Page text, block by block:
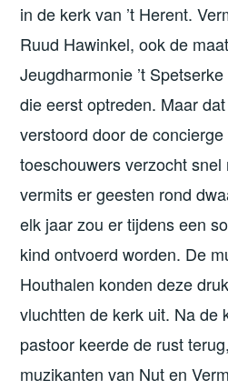
in de kerk van ’t Herent.
Ruud Hawinkel, ook de
Jeugdharmonie ’t
die eerst optreden. Maar
verstoord door de
toeschouwers verzocht
vermits er geesten rond
elk jaar zou er tijdens een
kind ontvoerd worden. De
Houthalen konden deze
vluchtten de kerk uit. Na de
pastoor keerde de rust
muzikanten van Nut en